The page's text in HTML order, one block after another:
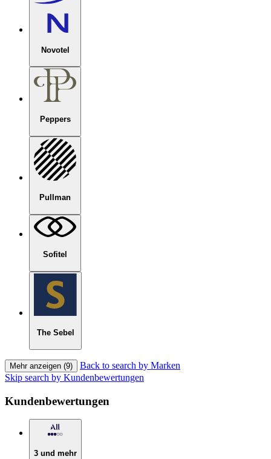
Novotel
Peppers
Pullman
Sofitel
The Sebel
Mehr anzeigen (9)
Back to search by Marken
Skip search by Kundenbewertungen
Kundenbewertungen
3 und mehr